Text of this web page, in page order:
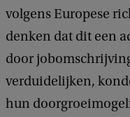
volgens Europese
denken dat dit een
door
verduidelijken,
hun